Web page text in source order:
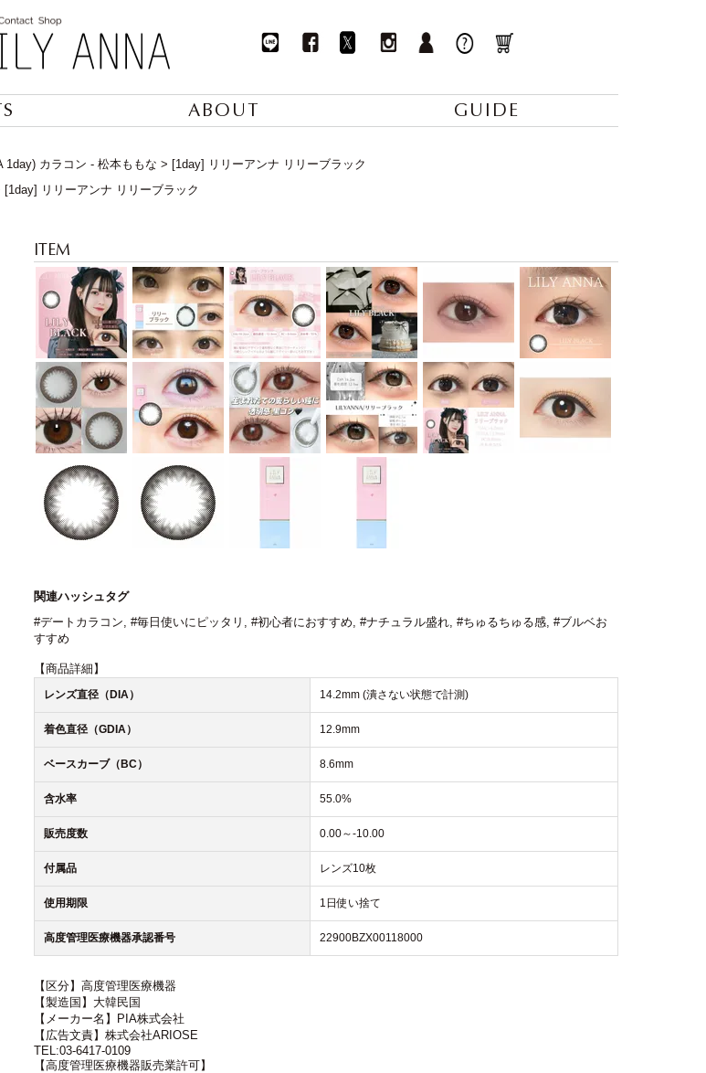
ABOUT GUIDE
1day) カラコン - 松本ももな
[1day] リリーアンナ リリーブラック
[1day] リリーアンナ リリーブラック
関連ハッシュタグ
#デートカラコン, #毎日使いにピッタリ , #初心者におすすめ, #ナチュラル盛れ, #ちゅるちゅる感, #ブルベお
すすめ
【商品詳細】
レンズ直径（DIA） 14.2mm (潰さない状態で計測)
着色直径（GDIA） 12.9mm
ベースカーブ（BC） 8.6mm
含水率 55.0%
販売度数 0.00～-10.00
付属品 レンズ10枚
使用期限 1日使い捨て
高度管理医療機器承認番号 22900BZX00118000
【区分】高度管理医療機器
【製造国】大韓民国
【メーカー名】PIA株式会社
【広告文責】株式会社ARIOSE
TEL:03-6417-0109
【高度管理医療機器販売業許可】